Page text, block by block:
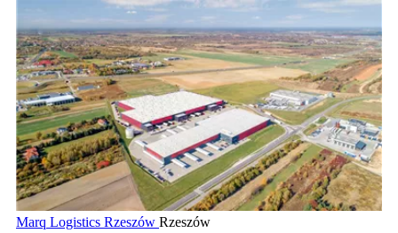
Marq Logistics Rzeszów Rzeszów